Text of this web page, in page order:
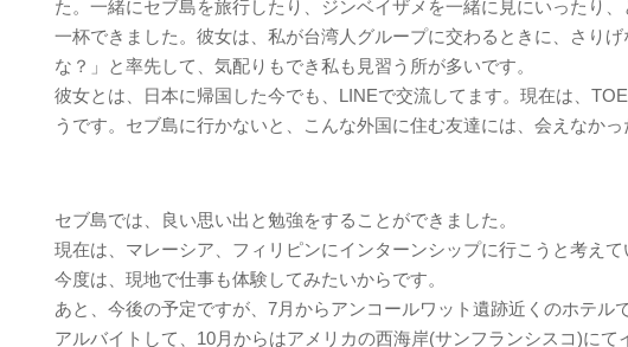
た。一緒にセブ島を旅行したり、ジンベイザメを一緒に見にいったり
一杯できました。彼女は、私が台湾人グループに交わるときに、さり
な？」と率先して、気配りもでき私も見習う所が多いです。
彼女とは、日本に帰国した今でも、LINEで交流してます。現在は、
うです。セブ島に行かないと、こんな外国に住む友達には、会えなかっ
セブ島では、良い思い出と勉強をすることができました。
現在は、マレーシア、フィリピンにインターンシップに行こうと考えて
今度は、現地で仕事も体験してみたいからです。
あと、今後の予定ですが、7月からアンコールワット遺跡近くのホテル
アルバイトして、10月からはアメリカの西海岸(サンフランシスコ)にて